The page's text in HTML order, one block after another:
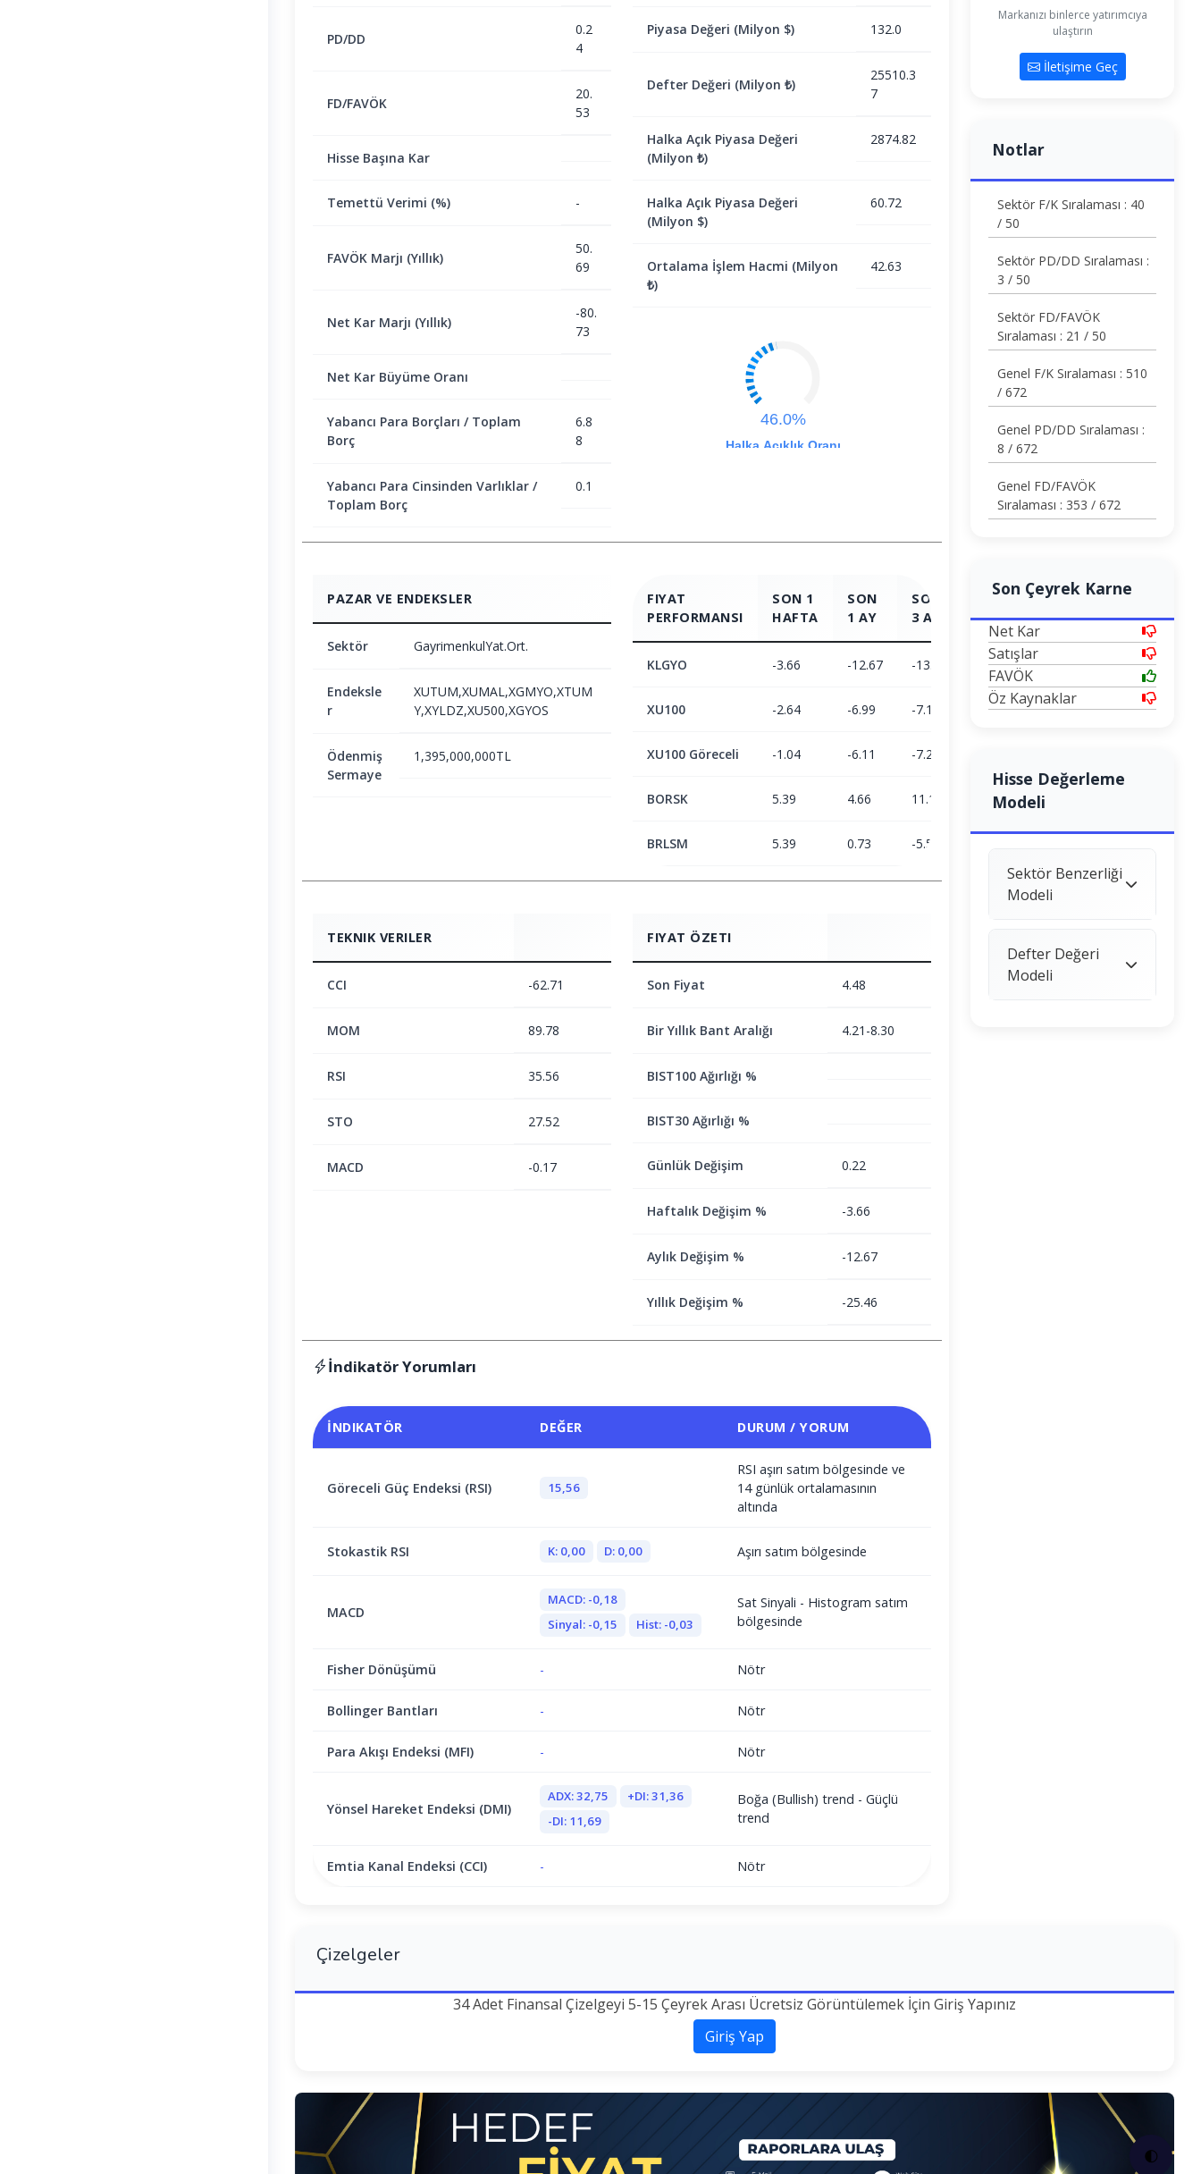
🌓
PD/DD
0.2
4
FD/FAVÖK
20.
53
Hisse Başına Kar
Temettü Verimi (%) -
FAVÖK Marjı (Yıllık)
50.
69
Net Kar Marjı (Yıllık)
-80.
73
Net Kar Büyüme Oranı
Yabancı Para Borçları / Toplam
Borç
6.8
8
Yabancı Para Cinsinden Varlıklar /
Toplam Borç
0.1
Piyasa Değeri (Milyon $) 132.0
Defter Değeri (Milyon ₺)
25510.3
7
Halka Açık Piyasa Değeri
(Milyon ₺)
2874.82
Halka Açık Piyasa Değeri
(Milyon $)
60.72
Ortalama İşlem Hacmi (Milyon
₺)
42.63
Halka Açıklık Oranı
46.0%
PAZAR VE ENDEKSLER
Sektör GayrimenkulYat.Ort.
Endeksle
r
XUTUM,XUMAL,XGMYO,XTUM
Y,XYLDZ,XU500,XGYOS
Ödenmiş
Sermaye
1,395,000,000TL
FIYAT
PERFORMANSI
SON 1
HAFTA
SON
1 AY
SON
3 AY
SON
6 AY
SON
1 YIL
KLGYO -3.66 -12.67 -13.85 -37.52 -25.46
XU100 -2.64 -6.99 -7.15 -3.35 24.78
XU100 Göreceli -1.04 -6.11 -7.22
BORSK 5.39 4.66 11.15 23.38 5.72
BRLSM 5.39 0.73 -5.51
TEKNIK VERILER
CCI -62.71
MOM 89.78
RSI 35.56
STO 27.52
MACD -0.17
FIYAT ÖZETI
Son Fiyat 4.48
Bir Yıllık Bant Aralığı 4.21-8.30
BIST100 Ağırlığı %
BIST30 Ağırlığı %
Günlük Değişim 0.22
Haftalık Değişim % -3.66
Aylık Değişim % -12.67
Yıllık Değişim % -25.46
İndikatör Yorumları
İNDIKATÖR DEĞER DURUM / YORUM
Göreceli Güç Endeksi (RSI) 15,56
RSI aşırı satım bölgesinde ve
14 günlük ortalamasının
altında
Stokastik RSI K: 0,00 D: 0,00 Aşırı satım bölgesinde
MACD
MACD: -0,18
Sinyal: -0,15
Hist: -0,03
Sat Sinyali - Histogram satım
bölgesinde
Fisher Dönüşümü - Nötr
Bollinger Bantları - Nötr
Para Akışı Endeksi (MFI) - Nötr
Yönsel Hareket Endeksi (DMI)
ADX: 32,75
+DI: 31,36
-DI: 11,69
Boğa (Bullish) trend - Güçlü
trend
Emtia Kanal Endeksi (CCI) - Nötr
Markanızı binlerce yatırımcıya
ulaştırın
İletişime Geç
Notlar
Sektör F/K Sıralaması : 40
/ 50
Sektör PD/DD Sıralaması :
3 / 50
Sektör FD/FAVÖK
Sıralaması : 21 / 50
Genel F/K Sıralaması : 510
/ 672
Genel PD/DD Sıralaması :
8 / 672
Genel FD/FAVÖK
Sıralaması : 353 / 672
Son Çeyrek Karne
Net Kar
Satışlar
FAVÖK
Öz Kaynaklar
Hisse Değerleme
Modeli
Sektör Benzerliği
Modeli
Defter Değeri
Modeli
Çizelgeler
34 Adet Finansal Çizelgeyi 5-15 Çeyrek Arası Ücretsiz Görüntülemek İçin Giriş Yapınız
Giriş Yap